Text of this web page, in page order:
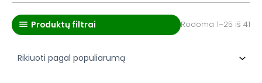
Produktų filtrai Rodoma 1–25 iš 41